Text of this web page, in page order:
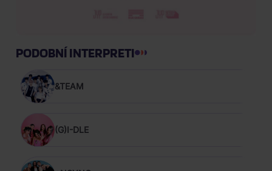
PODOBNÍ INTERPRETI
&TEAM
(G)I-DLE